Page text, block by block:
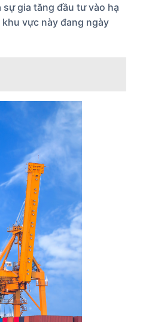
gia tăng đầu tư vào hạ
vực này đang ngày